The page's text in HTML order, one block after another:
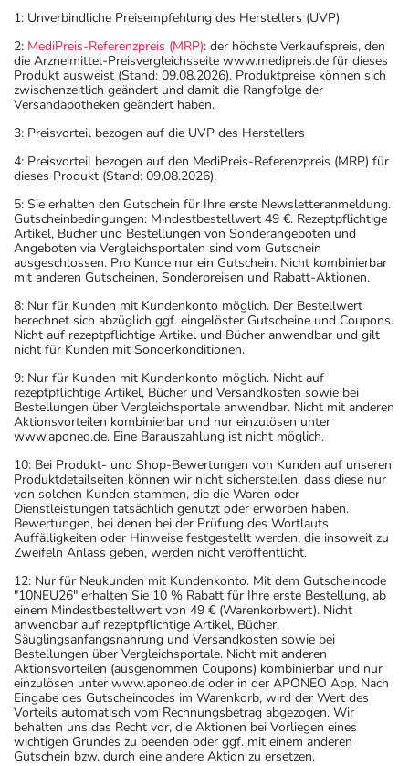
1: Unverbindliche Preisempfehlung des Herstellers (UVP)
2: MediPreis-Referenzpreis (MRP): der höchste Verkaufspreis, den
die Arzneimittel-Preisvergleichsseite www.medipreis.de für dieses
Produkt ausweist (Stand: 09.08.2026). Produktpreise können sich
zwischenzeitlich geändert und damit die Rangfolge der
Versandapotheken geändert haben.
3: Preisvorteil bezogen auf die UVP des Herstellers
4: Preisvorteil bezogen auf den MediPreis-Referenzpreis (MRP) für
dieses Produkt (Stand: 09.08.2026).
5: Sie erhalten den Gutschein für Ihre erste Newsletteranmeldung.
Gutscheinbedingungen: Mindestbestellwert 49 €. Rezeptpflichtige
Artikel, Bücher und Bestellungen von Sonderangeboten und
Angeboten via Vergleichsportalen sind vom Gutschein
ausgeschlossen. Pro Kunde nur ein Gutschein. Nicht kombinierbar
mit anderen Gutscheinen, Sonderpreisen und Rabatt-Aktionen.
8: Nur für Kunden mit Kundenkonto möglich. Der Bestellwert
berechnet sich abzüglich ggf. eingelöster Gutscheine und Coupons.
Nicht auf rezeptpflichtige Artikel und Bücher anwendbar und gilt
nicht für Kunden mit Sonderkonditionen.
9: Nur für Kunden mit Kundenkonto möglich. Nicht auf
rezeptpflichtige Artikel, Bücher und Versandkosten sowie bei
Bestellungen über Vergleichsportale anwendbar. Nicht mit anderen
Aktionsvorteilen kombinierbar und nur einzulösen unter
www.aponeo.de. Eine Barauszahlung ist nicht möglich.
10: Bei Produkt- und Shop-Bewertungen von Kunden auf unseren
Produktdetailseiten können wir nicht sicherstellen, dass diese nur
von solchen Kunden stammen, die die Waren oder
Dienstleistungen tatsächlich genutzt oder erworben haben.
Bewertungen, bei denen bei der Prüfung des Wortlauts
Auffälligkeiten oder Hinweise festgestellt werden, die insoweit zu
Zweifeln Anlass geben, werden nicht veröffentlicht.
12: Nur für Neukunden mit Kundenkonto. Mit dem Gutscheincode
"10NEU26" erhalten Sie 10 % Rabatt für Ihre erste Bestellung, ab
einem Mindestbestellwert von 49 € (Warenkorbwert). Nicht
anwendbar auf rezeptpflichtige Artikel, Bücher,
Säuglingsanfangsnahrung und Versandkosten sowie bei
Bestellungen über Vergleichsportale. Nicht mit anderen
Aktionsvorteilen (ausgenommen Coupons) kombinierbar und nur
einzulösen unter www.aponeo.de oder in der APONEO App. Nach
Eingabe des Gutscheincodes im Warenkorb, wird der Wert des
Vorteils automatisch vom Rechnungsbetrag abgezogen. Wir
behalten uns das Recht vor, die Aktionen bei Vorliegen eines
wichtigen Grundes zu beenden oder ggf. mit einem anderen
Gutschein bzw. durch eine andere Aktion zu ersetzen.